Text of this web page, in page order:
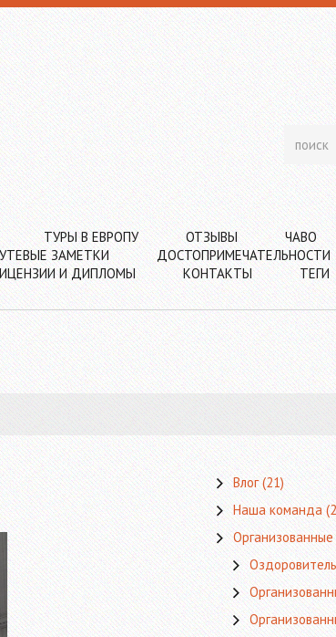
ТУРЫ В ЕВРОПУ ОТЗЫВЫ ЧАВО
ЗАМЕТКИ
ДОСТОПРИМЕЧАТЕЛЬНОСТИ
И ДИПЛОМЫ
КОНТАКТЫ ТЕГИ
Влог(21)
Наша команда